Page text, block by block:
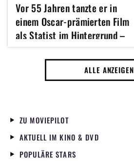
Vor 55 Jahren tanzte er in
einem Oscar-prämierten Film
als Statist im Hintergrund –
heute ist er für viele der
größten Action-Star unserer
ALLE ANZEIGEN
ZU MOVIEPILOT
AKTUELL IM KINO & DVD
POPULÄRE STARS